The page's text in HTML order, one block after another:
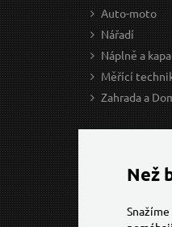
Auto-moto
Nářadí
Náplně a
Měřící
Zahrada a
Než